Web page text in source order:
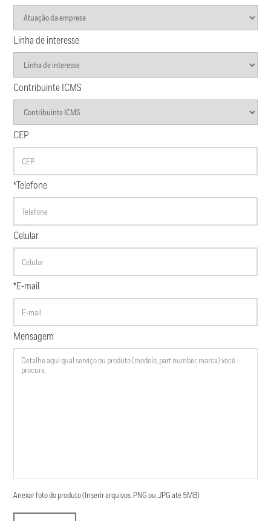
Linha de interesse
Contribuinte ICMS
CEP
*Telefone
Celular
*E-mail
Mensagem
Anexar foto do produto (Inserir arquivos .PNG ou .JPG até 5MB)